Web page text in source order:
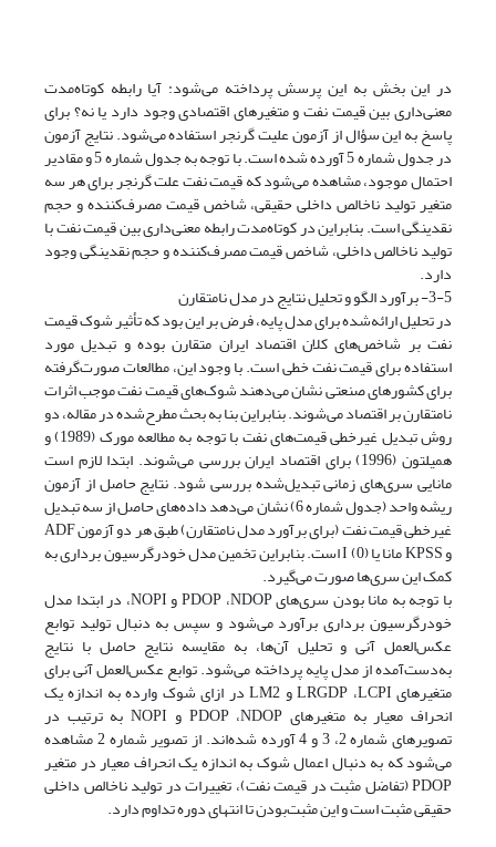
در این بخش به این پرسش پرداخته می‌شود: آیا رابطه کوتاه‌مدت
معنی‌داری بین قیمت نفت و متغیرهای اقتصادی وجود دارد یا نه؟ برای
پاسخ به این سؤال از آزمون علیت گرنجر استفاده می‌شود. نتایج آزمون
در جدول شماره 5 آورده شده است. با توجه به جدول شماره 5 و مقادیر
احتمال موجود، مشاهده می‌شود که قیمت نفت علت گرنجر برای هر سه
متغیر تولید ناخالص داخلی حقیقی، شاخص قیمت مصرف‌کننده و حجم
نقدینگی است. بنابراین در کوتاه‌مدت رابطه معنی‌داری بین قیمت‌ نفت با
تولید ناخالص داخلی، شاخص قیمت مصرف‌کننده و حجم نقدینگی وجود
دارد.
3-5- برآورد الگو و تحلیل نتایج در مدل نامتقارن
در تحلیل ارائه‌شده برای مدل پایه، فرض بر این بود که تأثیر شوک قیمت
نفت بر شاخص‌های کلان اقتصاد ایران متقارن بوده و تبدیل مورد
استفاده برای قیمت نفت خطی است. با وجود این، مطالعات صورت‌گرفته
برای کشورهای صنعتی نشان می‌دهند شوک‌های قیمت نفت موجب اثرات
نامتقارن بر اقتصاد می‌شوند. بنابراین بنا به بحث مطرح‌شده در مقاله، دو
روش تبدیل غیرخطی قیمت‌های نفت با توجه به مطالعه مورک (1989) و
همیلتون (1996) برای اقتصاد ایران بررسی می‌شوند. ابتدا لازم است
مانایی سری‌های زمانی تبدیل‌شده بررسی شود. نتایج حاصل از آزمون
ریشه واحد (جدول شماره 6) نشان می‌دهد داده‌های حاصل از سه تبدیل
غیرخطی قیمت نفت (برای برآورد مدل نامتقارن) طبق هر دو آزمون ADF
و KPSS مانا یا I (0) است. بنابراین تخمین مدل خودرگرسیون برداری به
کمک این سری‌ها صورت می‌گیرد.
با توجه به مانا بودن سری‌های PDOP ،NDOP و NOPI، در ابتدا مدل
خودرگرسیون برداری برآورد می‌شود و سپس به دنبال تولید توابع
عکس‌العمل آنی و تحلیل آن‌ها، به مقایسه نتایج حاصل با نتایج
به‌دست‌آمده از مدل پایه پرداخته می‌شود. توابع عکس‌العمل آنی برای
متغیرهای LRGDP ،LCPI و LM2 در ازای شوک وارده به اندازه یک
انحراف معیار به متغیرهای PDOP ،NDOP و NOPI به ترتیب در
تصویرهای شماره 2، 3 و 4 آورده شده‌اند. از تصویر شماره 2 مشاهده
می‌شود که‌ به دنبال اعمال شوک به اندازه یک انحراف معیار در متغیر
PDOP (تفاضل مثبت در قیمت نفت)، تغییرات در تولید ناخالص داخلی
حقیقی مثبت است و این مثبت‌بودن تا انتهای دوره تداوم دارد.